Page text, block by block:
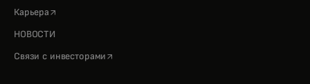
Карьера opens in a new tab
НОВОСТИ
Связи с инвесторами opens in a new tab